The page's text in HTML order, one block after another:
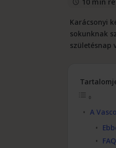
Karácsonyi
sokunknak
születésnap
A